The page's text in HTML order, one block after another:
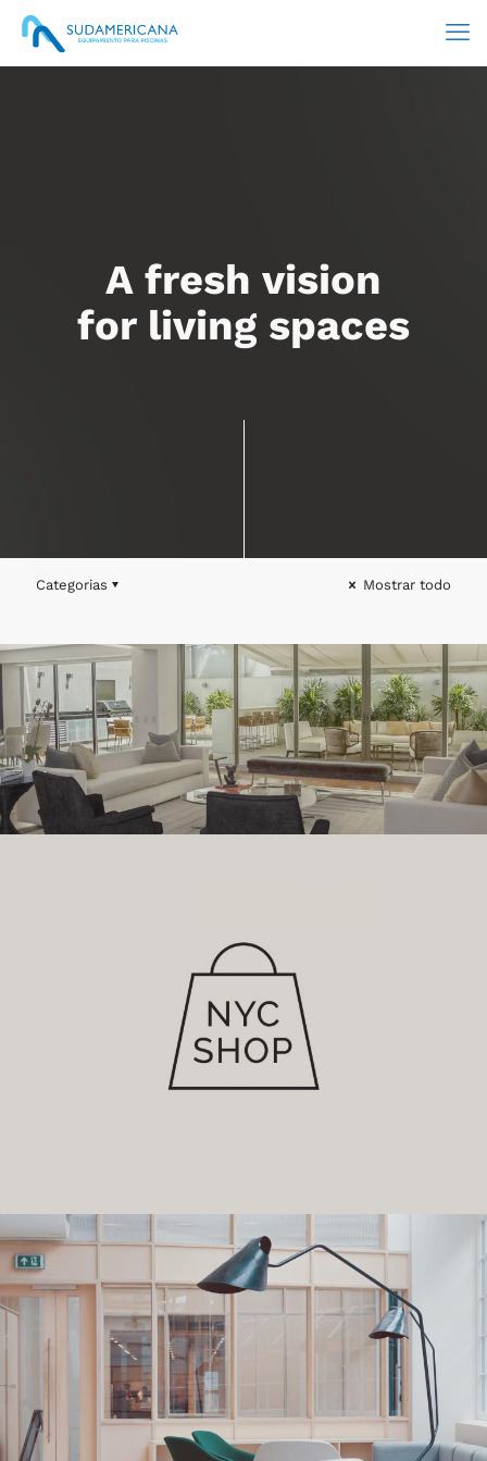
A fresh vision
for living spaces
Categorias Mostrar todo